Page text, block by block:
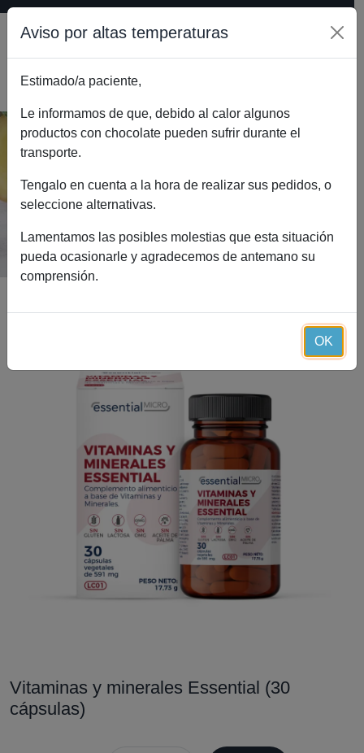
Vitaminas y minerales Essential (30
cápsulas)
Inicio
Catálogo
Vitaminas y minerales Essential (30
cápsulas)
Aviso por altas temperaturas
Estimado/a paciente,
Le informamos de que, debido al calor algunos
productos con chocolate pueden sufrir durante el
transporte.
Tengalo en cuenta a la hora de realizar sus pedidos, o
seleccione alternativas.
Lamentamos las posibles molestias que esta situación
pueda ocasionarle y agradecemos de antemano su
comprensión.
OK